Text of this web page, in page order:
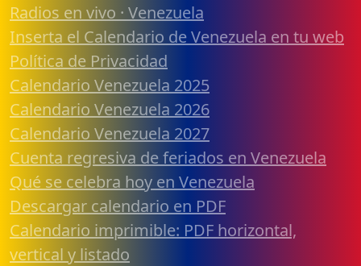
Radios en vivo · Venezuela
Inserta el Calendario de Venezuela en tu web
Política de Privacidad
Calendario Venezuela 2025
Calendario Venezuela 2026
Calendario Venezuela 2027
Cuenta regresiva de feriados en Venezuela
Qué se celebra hoy en Venezuela
Descargar calendario en PDF
Calendario imprimible: PDF horizontal,
vertical y listado